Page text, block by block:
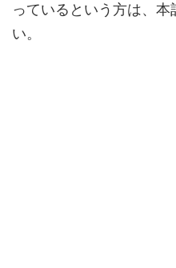
っているという方は、
い。